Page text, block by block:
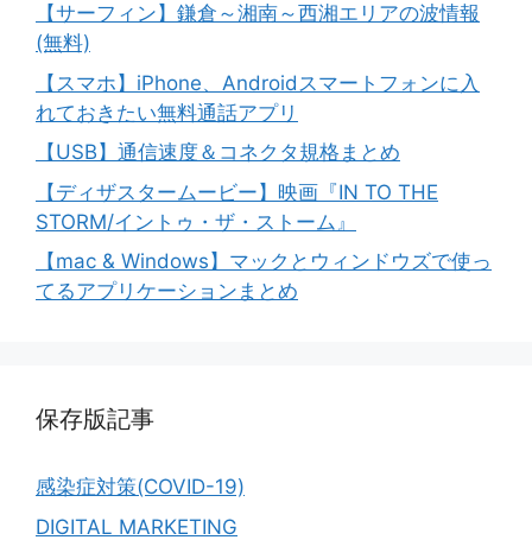
【サーフィン】鎌倉～湘南～西湘エリアの波情報
(無料)
【スマホ】iPhone、Androidスマートフォンに入
れておきたい無料通話アプリ
【USB】通信速度＆コネクタ規格まとめ
【ディザスタームービー】映画『IN TO THE
STORM/イントゥ・ザ・ストーム』
【mac & Windows】マックとウィンドウズで使っ
てるアプリケーションまとめ
保存版記事
感染症対策(COVID-19)
DIGITAL MARKETING